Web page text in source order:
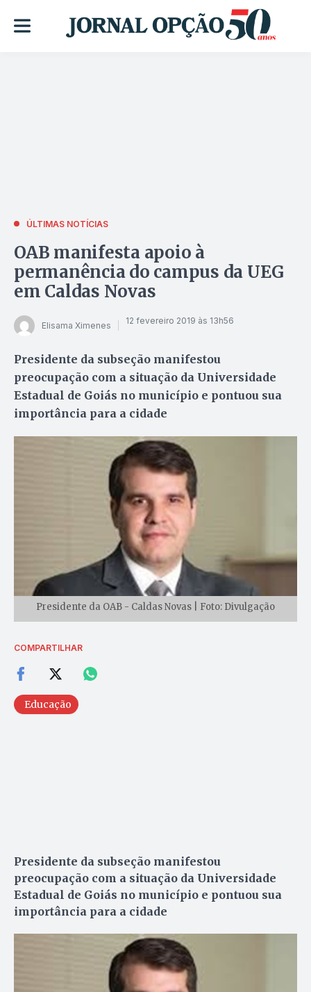
ÚLTIMAS NOTÍCIAS
OAB manifesta apoio à
permanência do campus da UEG
em Caldas Novas
Elisama Ximenes 12 fevereiro 2019 às 13h56
Presidente da subseção manifestou
preocupação com a situação da Universidade
Estadual de Goiás no município e pontuou sua
importância para a cidade
Presidente da OAB - Caldas Novas | Foto: Divulgação
COMPARTILHAR
Educação
Presidente da subseção manifestou
preocupação com a situação da Universidade
Estadual de Goiás no município e pontuou sua
importância para a cidade